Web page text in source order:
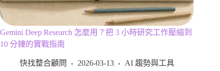
Gemini Deep Research 怎麼用？把 3 小時研究工作壓縮到
10 分鐘的實戰指南
快找整合顧問 2026-03-13 AI 趨勢與工具